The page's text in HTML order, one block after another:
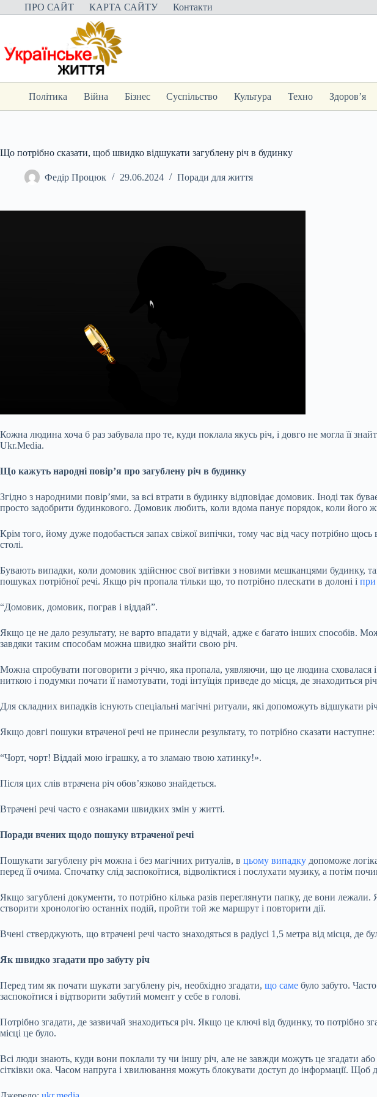
Перейти
до
ПРО САЙТ КАРТА САЙТУ Контакти
Політика Війна Бізнес Суспільство Культура Техно Здоров’я
Що потрібно сказати, щоб швидко відшукати загублену річ в будинку
Федір Процюк 29.06.2024 Поради для життя
Кожна людина хоча б раз забувала про те, куди поклала якусь річ, і довго не могла її
Ukr.Media.
Що кажуть народні повір’я про загублену річ в будинку
Згідно з народними повір’ями, за всі втрати в будинку відповідає домовик. Іноді так
просто задобрити будинкового. Домовик любить, коли вдома панує порядок, коли його
Крім того, йому дуже подобається запах свіжої випічки, тому час від часу потрібно
столі.
Бувають випадки, коли домовик здійснює свої витівки з новими мешканцями будинку,
пошуках потрібної речі. Якщо річ пропала тільки що, то потрібно плескати в долоні і
“Домовик, домовик, пограв і віддай”.
Якщо це не дало результату, не варто впадати у відчай, адже є багато інших способів.
завдяки таким способам можна швидко знайти свою річ.
Можна спробувати поговорити з річчю, яка пропала, уявляючи, що це людина сховалася
ниткою і подумки почати її намотувати, тоді інтуїція приведе до місця, де знаходиться
Для складних випадків існують спеціальні магічні ритуали, які допоможуть відшукати
Якщо довгі пошуки втраченої речі не принесли результату, то потрібно сказати наступне:
“Чорт, чорт! Віддай мою іграшку, а то зламаю твою хатинку!».
Після цих слів втрачена річ обов’язково знайдеться.
Втрачені речі часто є ознаками швидких змін у житті.
Поради вчених щодо пошуку втраченої речі
Пошукати загублену річ можна і без магічних ритуалів, в цьому випадку допоможе
перед її очима. Спочатку слід заспокоїтися, відволіктися і послухати музику, а потім
Якщо загублені документи, то потрібно кілька разів переглянути папку, де вони
створити хронологію останніх подій, пройти той же маршрут і повторити дії.
Вчені стверджують, що втрачені речі часто знаходяться в радіусі 1,5 метра від місця,
Як швидко згадати про забуту річ
Перед тим як почати шукати загублену річ, необхідно згадати, що саме було забуто.
заспокоїтися і відтворити забутий момент у себе в голові.
Потрібно згадати, де зазвичай знаходиться річ. Якщо це ключі від будинку, то
місці це було.
Всі люди знають, куди вони поклали ту чи іншу річ, але не завжди можуть це згадати
сітківки ока. Часом напруга і хвилювання можуть блокувати доступ до інформації. Щоб